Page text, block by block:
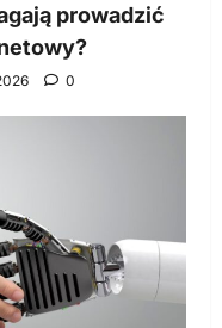
prowadzić
0